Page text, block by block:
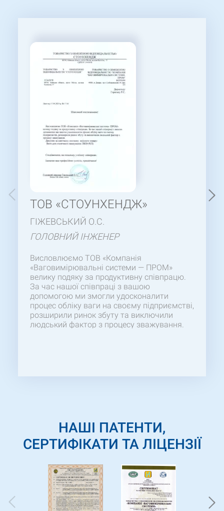
ТОВ «СТОУНХЕНДЖ»
ГІЖЕВСЬКИЙ О.С.
ГОЛОВНИЙ ІНЖЕНЕР
Висловлюємо ТОВ «Компанія
«Ваговимірювальні системи — ПРОМ»
велику подяку за продуктивну співпрацю.
За час нашої співпраці з вашою
допомогою ми змогли удосконалити
процес обліку ваги на своєму підприємстві,
розширили ринок збуту та виключили
людський фактор з процесу зважування.
НАШІ ПАТЕНТИ,
СЕРТИФІКАТИ ТА ЛІЦЕНЗІЇ